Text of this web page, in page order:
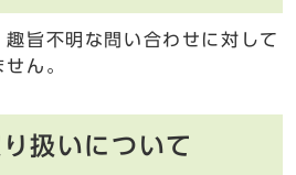
旨不明な問い合わせに対して
ん。
扱いについて